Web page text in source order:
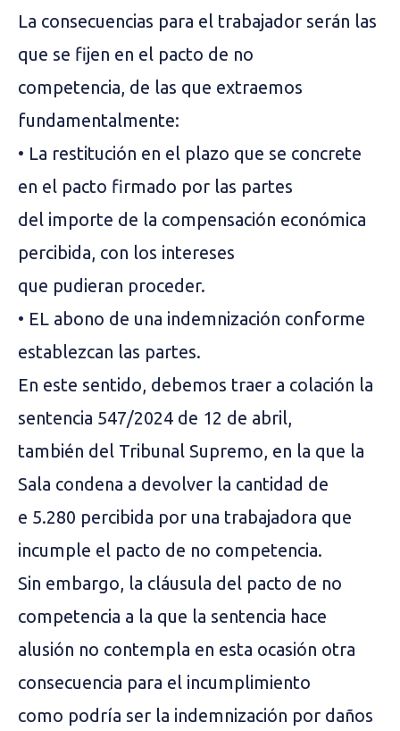
La consecuencias para el trabajador serán las
que se fijen en el pacto de no
competencia, de las que extraemos
fundamentalmente:
• La restitución en el plazo que se concrete
en el pacto firmado por las partes
del importe de la compensación económica
percibida, con los intereses
que pudieran proceder.
• EL abono de una indemnización conforme
establezcan las partes.
En este sentido, debemos traer a colación la
sentencia 547/2024 de 12 de abril,
también del Tribunal Supremo, en la que la
Sala condena a devolver la cantidad de
e 5.280 percibida por una trabajadora que
incumple el pacto de no competencia.
Sin embargo, la cláusula del pacto de no
competencia a la que la sentencia hace
alusión no contempla en esta ocasión otra
consecuencia para el incumplimiento
como podría ser la indemnización por daños